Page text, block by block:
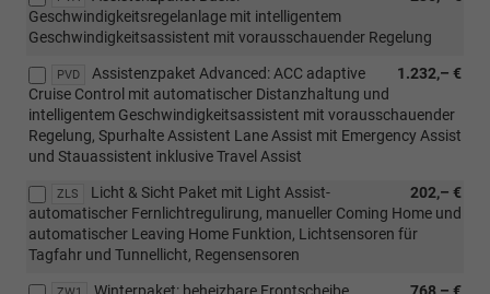
Geschwindigkeitsregelanlage mit intelligentem
Geschwindigkeitsassistent mit vorausschauender Regelung
PVD 1.232,– €
Assistenzpaket Advanced: ACC adaptive
Cruise Control mit automatischer Distanzhaltung und
intelligentem Geschwindigkeitsassistent mit vorausschauender
Regelung, Spurhalte Assistent Lane Assist mit Emergency Assist
und Stauassistent inklusive Travel Assist
ZLS 202,– €
Licht & Sicht Paket mit Light Assist-
automatischer Fernlichtregulirung, manueller Coming Home und
automatischer Leaving Home Funktion, Lichtsensoren für
Tagfahr und Tunnellicht, Regensensoren
768,– €
Winterpaket: beheizbare Frontscheibe,